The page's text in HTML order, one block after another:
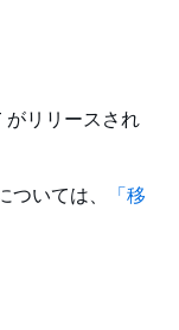
がリリースされ
いては、
「移